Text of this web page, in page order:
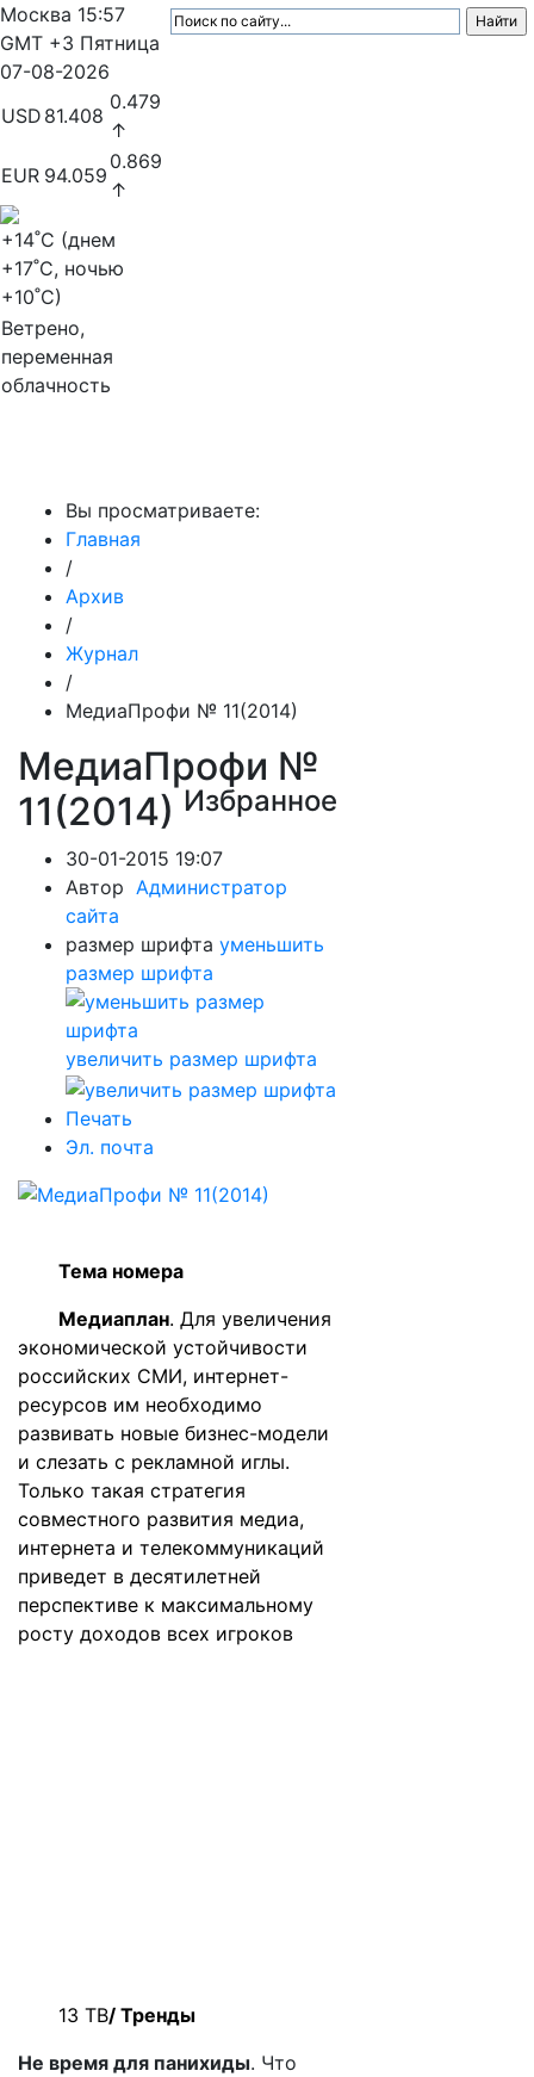
Москва 15:57
GMT +3 Пятница
07-08-2026
USD 81.408
0.479
↑
EUR 94.059
0.869
↑
+14˚C (днем
+17˚C, ночью
+10˚C)
Ветрено,
переменная
облачность
Вы просматриваете:
Главная
/
Архив
/
Журнал
/
МедиаПрофи № 11(2014)
МедиаПрофи №
11(2014) Избранное
30-01-2015 19:07
Автор Администратор
сайта
размер шрифта уменьшить
размер шрифта
увеличить размер шрифта
Печать
Эл. почта
Тема номера
Медиаплан. Для увеличения
экономической устойчивости
российских СМИ, интернет-
ресурсов им необходимо
развивать новые бизнес-модели
и слезать с рекламной иглы.
Только такая стратегия
совместного развития медиа,
интернета и телекоммуникаций
приведет в десятилетней
перспективе к максимальному
росту доходов всех игроков
13 ТВ/ Тренды
Не время для панихиды. Что